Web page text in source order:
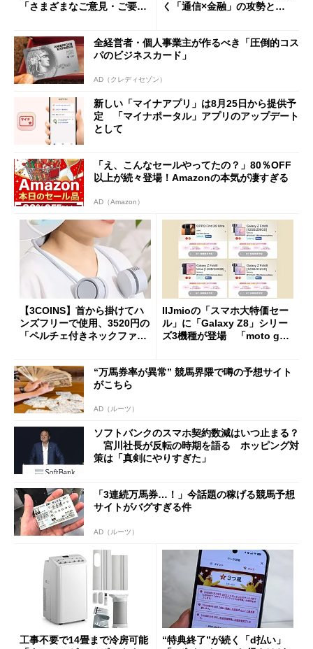
「さまざまなご意見・ご要望
く「通信×金融」の攻勢とグ
全経営者・個人事業主が作るべき「圧倒的コス
パのビジネスカード」
AD（クレディセゾン）
新しい「マイナアプリ」は8月25日から提供予
定 「マイナポータル」アプリのアップデート
として
「え、こんなセールやってたの？」80％OFF
以上が続々登場！Amazonの本気が凄すぎる
AD（Amazon）
【3COINS】首から掛けてハ
ンズフリーで使用、3520円の
「ペルチェ付きネックファ
IIJmioの「スマホ大特価セー
ル」に「Galaxy Z8」シリー
ズ3機種が登場 「moto g37
“万馬券率が異常” 競馬界隈で噂の予想サイト
がこちら
AD（ルーツ）
ソフトバンクのスマホ契約数減はいつ止まる？
宮川社長が反転の時期を語る ホッピング対
策は「真剣にやりすぎた」
「3連続万馬券…！」今話題の稼げる競馬予想
サイトがバグすぎる件
AD（ルーツ）
工事不要で14畳まで冷房可能
“特典終了”が続く「d払い」